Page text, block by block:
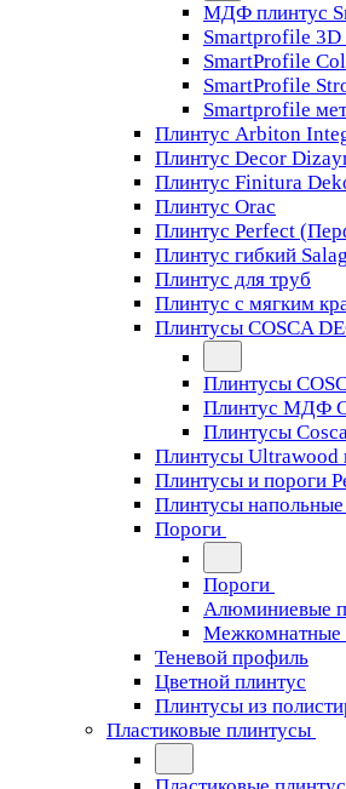
МДФ плинтус
Smartprofile 3D
SmartProfile
SmartProfile
Smartprofile
Плинтус Arbiton
Плинтус Decor
Плинтус Finitura
Плинтус Orac
Плинтус Perfect
Плинтус гибкий Salag
Плинтус для труб
Плинтус с мягким
Плинтусы COSCA
Плинтусы
Плинтус МДФ
Плинтусы
Плинтусы Ultrawood
Плинтусы и пороги
Плинтусы
Пороги
Пороги
Алюминиевые
Межкомнатные
Теневой профиль
Цветной плинтус
Плинтусы из
Пластиковые плинтусы